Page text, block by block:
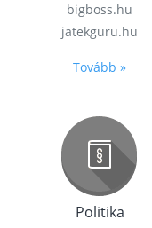
bigboss.hu
jatekguru.hu
Tovább »
Politika